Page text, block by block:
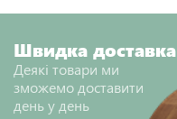
Швидка доставка
Деякі товари ми
зможемо доставити
день у день